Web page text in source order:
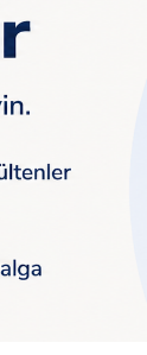
Değerinde